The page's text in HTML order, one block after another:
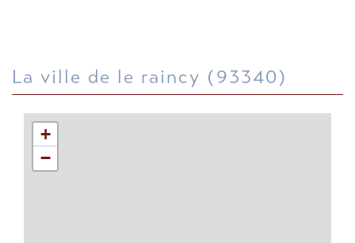
la ville de le raincy (93340)
+
−